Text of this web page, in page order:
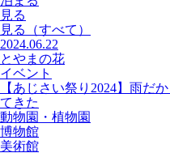
見る
見る
（すべて）
2024.06.22
とやまの花
イベント
【あじさい祭り2024】雨だ
てきた
動物園・植物園
博物館
美術館